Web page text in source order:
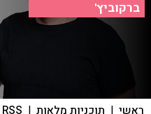
ברקוביץ'
ראשי | תוכניות מלאות |
RSS